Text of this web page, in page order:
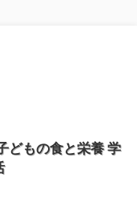
もの食と栄養 学